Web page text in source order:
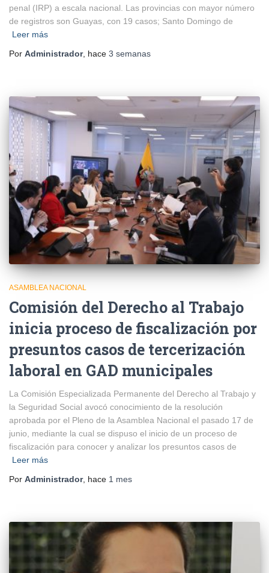
penal (IRP) a escala nacional. Las provincias con mayor número
de registros son Guayas, con 19 casos; Santo Domingo de
Leer más
Por Administrador, hace 3 semanas
ASAMBLEA NACIONAL
Comisión del Derecho al Trabajo
inicia proceso de fiscalización por
presuntos casos de tercerización
laboral en GAD municipales
La Comisión Especializada Permanente del Derecho al Trabajo y
la Seguridad Social avocó conocimiento de la resolución
aprobada por el Pleno de la Asamblea Nacional el pasado 17 de
junio, mediante la cual se dispuso el inicio de un proceso de
fiscalización para conocer y analizar los presuntos casos de
Leer más
Por Administrador, hace 1 mes